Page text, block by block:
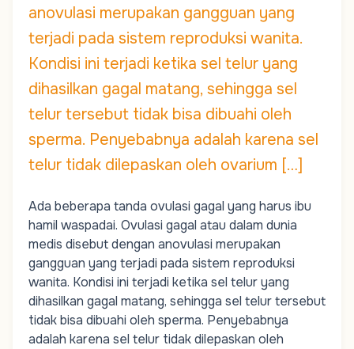
anovulasi merupakan gangguan yang
terjadi pada sistem reproduksi wanita.
Kondisi ini terjadi ketika sel telur yang
dihasilkan gagal matang, sehingga sel
telur tersebut tidak bisa dibuahi oleh
sperma. Penyebabnya adalah karena sel
telur tidak dilepaskan oleh ovarium […]
Ada beberapa tanda ovulasi gagal yang harus ibu
hamil waspadai. Ovulasi gagal atau dalam dunia
medis disebut dengan anovulasi merupakan
gangguan yang terjadi pada sistem reproduksi
wanita. Kondisi ini terjadi ketika sel telur yang
dihasilkan gagal matang, sehingga sel telur tersebut
tidak bisa dibuahi oleh sperma. Penyebabnya
adalah karena sel telur tidak dilepaskan oleh